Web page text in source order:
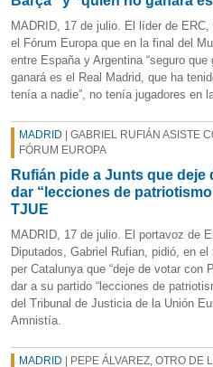
MADRID, 17 de julio. El líder de
el Fórum Europa que en la final del
entre España y Argentina “seguro que
ganará es el Real Madrid, que ha
tenía a nadie”, no tenía jugadores en
MADRID | GABRIEL RUFIÁN ASISTE
FÓRUM EUROPA
Rufián pide a Junts que deje
dar “lecciones de
TJUE
MADRID, 17 de julio. El portavoz de
Diputados, Gabriel Rufian, pidió, en
per Catalunya que “deje de votar con
dar a su partido “lecciones de
del Tribunal de Justicia de la Unión
Amnistía.
MADRID | PEPE ÁLVAREZ, OTRO DE